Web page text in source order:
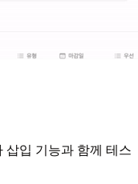
삽입 기능과 함께 테스